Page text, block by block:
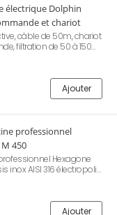
électrique Dolphin
et chariot
câble de 50m, chariot
filtration de 50 à 150
interface MMI,pompe
Ajouter
professionnel
450
Hexagone
inox AISI 316 électropoli
avec gyroscope 2e
5 programmes
h, sac filtrant 3,1 kg
Ajouter